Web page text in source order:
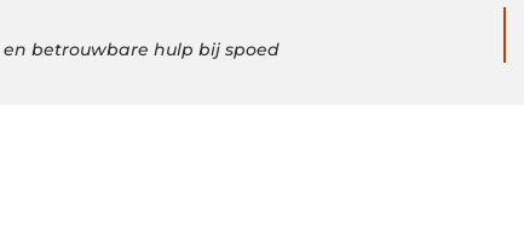
betrouwbare hulp bij spoed